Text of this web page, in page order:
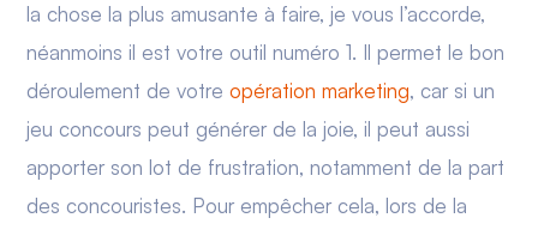
la chose la plus amusante à faire, je vous l’accorde,
néanmoins il est votre outil numéro 1. Il permet le bon
déroulement de votreopération marketing, car si un
jeu concours peut générer de la joie, il peut aussi
apporter son lot de frustration, notamment de la part
des concouristes. Pour empêcher cela, lors de la